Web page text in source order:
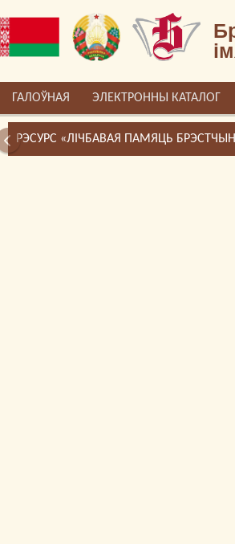
ГАЛОЎНАЯ ЭЛЕКТРОННЫ КАТАЛОГ
РЭСУРС «ЛІЧБАВАЯ ПАМЯЦЬ